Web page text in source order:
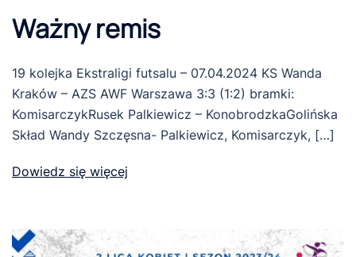
Ważny remis
19 kolejka Ekstraligi futsalu – 07.04.2024 KS Wanda
Kraków – AZS AWF Warszawa 3:3 (1:2) bramki:
KomisarczykRusek Palkiewicz – KonobrodzkaGolińska
Skład Wandy Szczęsna- Palkiewicz, Komisarczyk, […]
Dowiedz się więcej